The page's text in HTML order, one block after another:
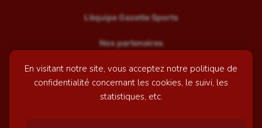
En visitant notre site, vous acceptez notre politique de
confidentialité concernant les cookies, le suivi, les
statistiques, etc.
L’équipe Gazette Sports
Nos partenaires
Recrutement
Mentions légales